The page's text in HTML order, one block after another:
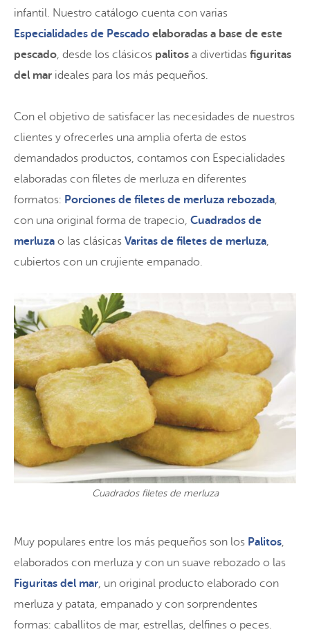
infantil. Nuestro catálogo cuenta con varias
Especialidades de Pescado elaboradas a base de este
pescado, desde los clásicos palitos a divertidas figuritas
del mar ideales para los más pequeños.
Con el objetivo de satisfacer las necesidades de nuestros
clientes y ofrecerles una amplia oferta de estos
demandados productos, contamos con Especialidades
elaboradas con filetes de merluza en diferentes
formatos: Porciones de filetes de merluza rebozada,
con una original forma de trapecio, Cuadrados de
merluza o las clásicas Varitas de filetes de merluza,
cubiertos con un crujiente empanado.
Cuadrados filetes de merluza
Muy populares entre los más pequeños son los Palitos,
elaborados con merluza y con un suave rebozado o las
Figuritas del mar, un original producto elaborado con
merluza y patata, empanado y con sorprendentes
formas: caballitos de mar, estrellas, delfines o peces.